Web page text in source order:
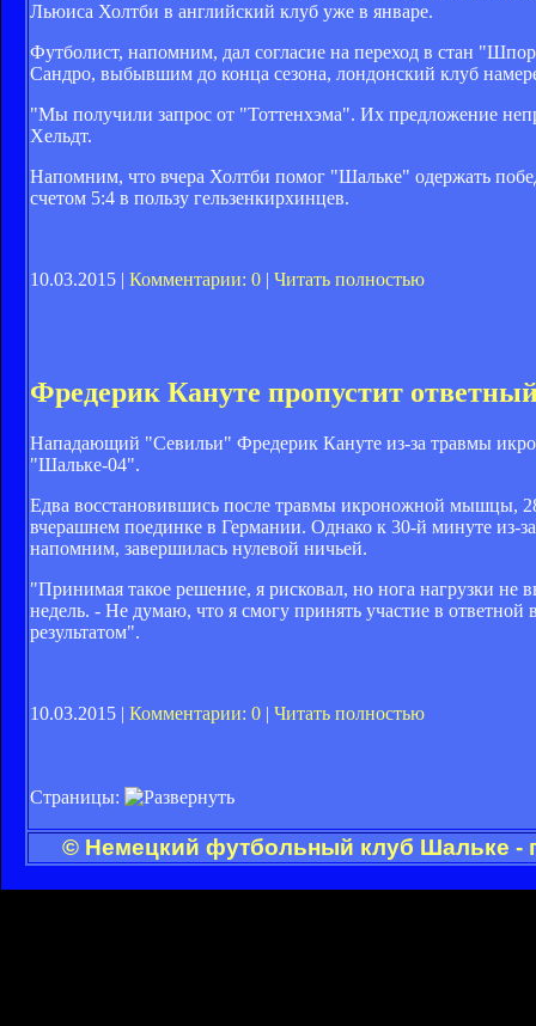
Льюиса Холтби в английский клуб уже в январе.
Футболист, напомним, дал согласие на переход в стан
Сандро, выбывшим до конца сезона, лондонский клуб
"Мы получили запрос от "Тоттенхэма". Их предложение
Хельдт.
Напомним, что вчера Холтби помог "Шальке" одержать
счетом 5:4 в пользу гельзенкирхинцев.
10.03.2015 | Комментарии: 0 | Читать полностью
Фредерик Кануте пропустит
Нападающий "Севильи" Фредерик Кануте из-за травмы
"Шальке-04".
Едва восстановившись после травмы икроножной мышцы,
вчерашнем поединке в Германии. Однако к 30-й минуте из-
напомним, завершилась нулевой ничьей.
"Принимая такое решение, я рисковал, но нога нагрузки не
недель. - Не думаю, что я смогу принять участие в
результатом".
10.03.2015 | Комментарии: 0 | Читать полностью
Страницы:
© Немецкий футбольный клуб Шальке -